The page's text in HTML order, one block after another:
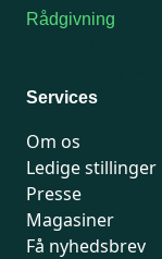
Rådgivning
Services
Om os
Ledige stillinger
Presse
Magasiner
Få nyhedsbrev